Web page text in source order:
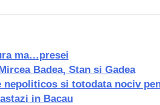
ma…presei
Badea, Stan si Gadea
nepoliticos si totodata nociv
in Bacau